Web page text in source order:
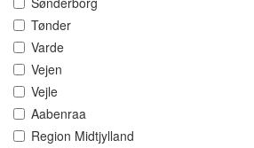
Tønder
Varde
Vejen
Vejle
Aabenraa
Region Midtjylland